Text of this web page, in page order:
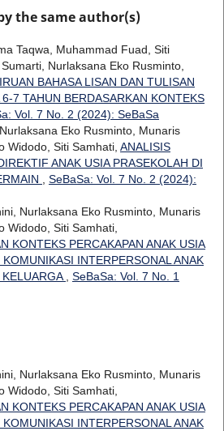
the same author(s)
Taqwa, Muhammad Fuad, Siti
Nurlaksana Eko Rusminto,
BAHASA LISAN DAN TULISAN
6-7 TAHUN BERDASARKAN KONTEKS
Vol. 7 No. 2 (2024): SeBaSa
Eko Rusminto, Munaris
Widodo, Siti Samhati, ANALISIS
ANAK USIA PRASEKOLAH DI
SeBaSa: Vol. 7 No. 2 (2024):
Nurlaksana Eko Rusminto, Munaris
Widodo, Siti Samhati,
KONTEKS PERCAKAPAN ANAK USIA
INTERPERSONAL ANAK
SeBaSa: Vol. 7 No. 1
Nurlaksana Eko Rusminto, Munaris
Widodo, Siti Samhati,
KONTEKS PERCAKAPAN ANAK USIA
INTERPERSONAL ANAK